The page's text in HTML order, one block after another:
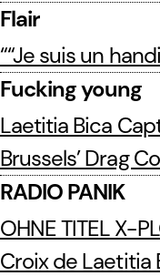
Flair
““Je suis un
Fucking young
Laetitia Bica
Brussels’ Drag
RADIO PANIK
OHNE TITEL X-
Croix de Laetitia